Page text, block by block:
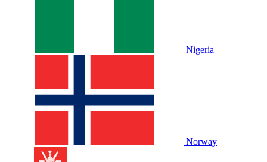
Nigeria
Norway